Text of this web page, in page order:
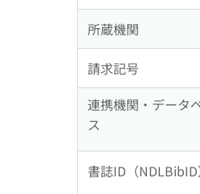
所蔵機関
請求記号
連携機関・データ
ス
書誌ID（NDLBibID